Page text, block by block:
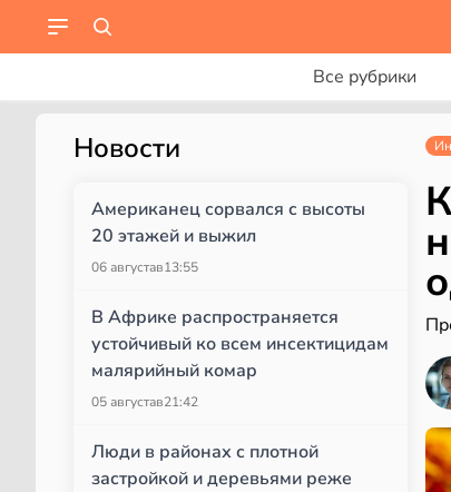
Все рубрики
Новости
Американец сорвался с высоты
20 этажей и выжил
06 августав13:55
В Африке распространяется
устойчивый ко всем инсектицидам
малярийный комар
05 августав21:42
Люди в районах с плотной
застройкой и деревьями реже